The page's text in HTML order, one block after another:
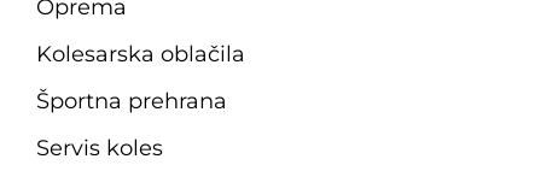
Oprema
Kolesarska oblačila
Športna prehrana
Servis koles